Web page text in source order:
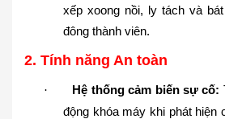
xếp xoong nồi, ly tách và
đông thành viên.
2. Tính năng An toàn
· Hệ thống cảm biến sự cố:
động khóa máy khi phát